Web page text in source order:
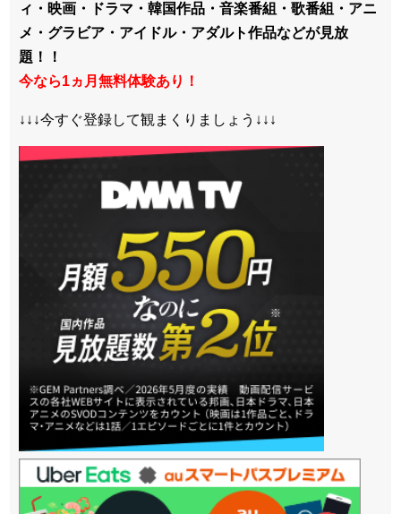
ィ・映画・ドラマ・韓国作品・音楽番組・歌番組・アニ
メ・グラビア・アイドル・アダルト作品などが見放
題！！
今なら1ヵ月無料体験あり！
↓↓↓今すぐ登録して観まくりましょう↓↓↓